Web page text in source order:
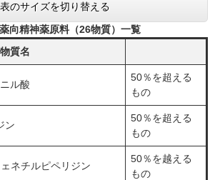
表のサイズを切り替える
向精神薬原料（26物質）一覧
物質名
ル酸
50％を超える
もの
ン
50％を超える
もの
ネチルピペリジン
50％を越える
もの